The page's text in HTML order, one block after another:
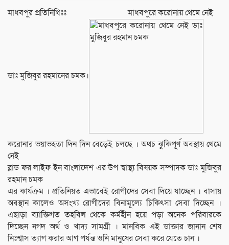
মাধবপুর প্রতিনিধিঃঃ মাধবপুরে করোনায় থেমে নেই
ডাঃ মুজিবুর রহমানের চমক।
করোনার ভয়াভহতা দিন দিন বেড়েই চলছে । অথচ ঝুকিপূর্ণ অবস্থায় থেমে
নেই
ব্লাড ফর লাইফ ইন বাংলাদেশ এর উপ স্বাস্থ্য বিষয়ক সম্পাদক ডাঃ মুজিবুর
রহমান চমক
এর কার্যক্রম । প্রতিনিয়ত এভাবেই রোগীদের সেবা দিয়ে যাচ্ছেন । বাসায়
অবস্থান কালেও অসংখ্য রোগীদের বিনামূল্যে চিকিৎসা সেবা দিচ্ছেন ।
এছাড়া ব্যাক্তিগত তহবিল থেকে কর্মহীন হয়ে পড়া অনেক পরিবারকে
দিচ্ছেন নগদ অর্থ ও খাদ্য সামগ্রী । মানবিক এই ডাক্তার জানান শেষ
নিঃশ্বাস ত্যাগ করার আগ পর্যন্ত ওনি মানুষের সেবা করে যেতে চান ।